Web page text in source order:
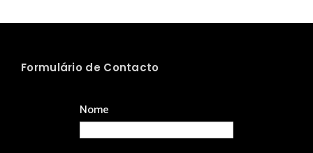
Formulário de Contacto
Nome